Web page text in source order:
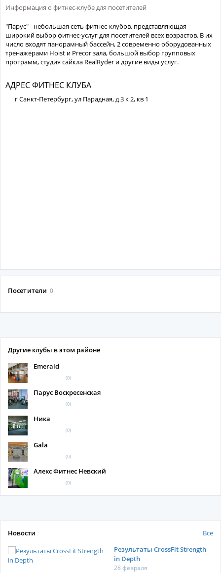
Информация о фитнес-клубе для посетителей
"Парус" - небольшая сеть фитнес-клубов, представляющая
широкий выбор фитнес-услуг для посетителей всех возрастов. В их
число входят панорамный бассейн, 2 современно оборудованных
тренажерами Hoist и Precor зала, большой выбор групповых
программ, студия сайкла RealRyder и другие виды услуг.
АДРЕС ФИТНЕС КЛУБА
г Санкт-Петербург, ул Парадная, д 3 к 2, кв 1
Посетители 0
Другие клубы в этом районе
Emerald
(0)
Парус Воскресенская
(0)
Ника
(0)
Gala
(0)
Алекс Фитнес Невский
(0)
Новости
Все
Результаты CrossFit Strength
in Depth
28 февраля